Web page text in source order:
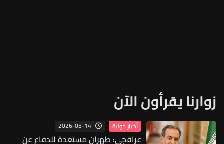
زوارنا يقرأون الآن
أخبار دولية 2026-05-14
عراقجي: طهران مستعدة للدفاع عن